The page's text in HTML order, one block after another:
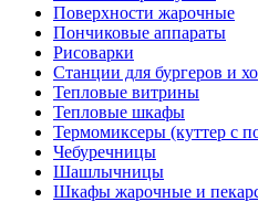
Поверхности жарочные
Пончиковые аппараты
Рисоварки
Станции для бургеров и
Тепловые витрины
Тепловые шкафы
Термомиксеры (куттер с
Чебуречницы
Шашлычницы
Шкафы жарочные и